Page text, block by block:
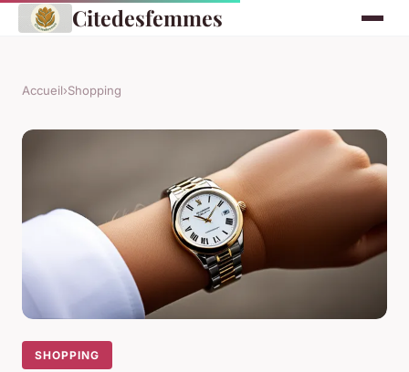
Citedesfemmes
Accueil›Shopping
SHOPPING